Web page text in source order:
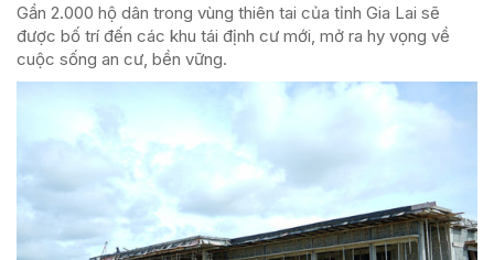
Gần 2.000 hộ dân trong vùng thiên tai của tỉnh Gia Lai sẽ
được bố trí đến các khu tái định cư mới, mở ra hy vọng về
cuộc sống an cư, bền vững.